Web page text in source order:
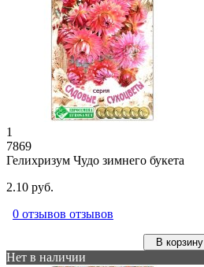
1
7869
Гелихризум Чудо зимнего букета
2.10 руб.
0 отзывов отзывов
В корзину
Нет в наличии